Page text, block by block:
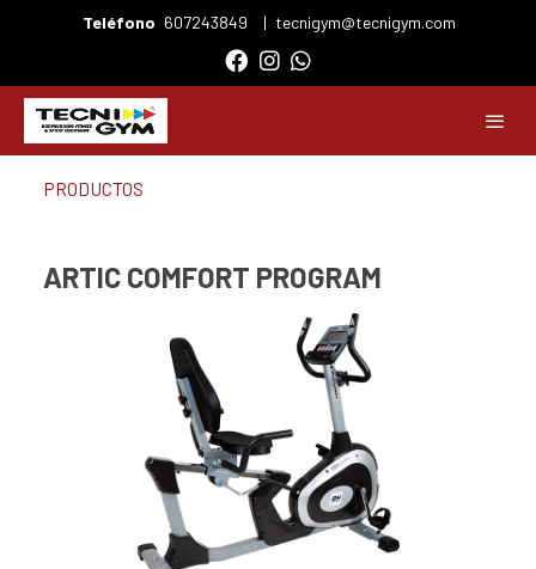
Teléfono 607243849 | tecnigym@tecnigym.com
PRODUCTOS
ARTIC COMFORT PROGRAM